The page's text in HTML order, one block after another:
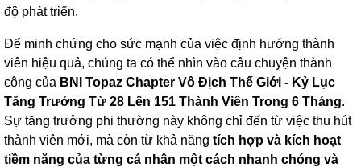
độ phát triển.
Để minh chứng cho sức mạnh của việc định hướng thành
viên hiệu quả, chúng ta có thể nhìn vào câu chuyện thành
công của BNI Topaz Chapter Vô Địch Thế Giới - Kỷ Lục
Tăng Trưởng Từ 28 Lên 151 Thành Viên Trong 6 Tháng.
Sự tăng trưởng phi thường này không chỉ đến từ việc thu hút
thành viên mới, mà còn từ khả năng tích hợp và kích hoạt
tiềm năng của từng cá nhân một cách nhanh chóng và